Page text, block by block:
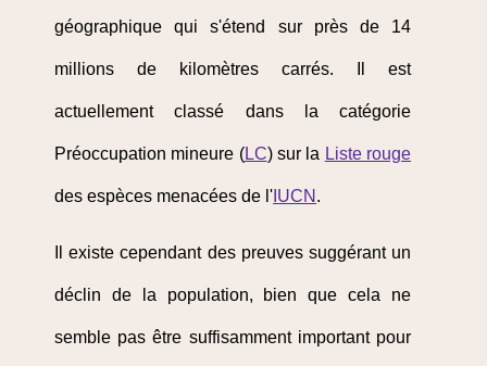
géographique qui s'étend sur près de 14
millions de kilomètres carrés. Il est
actuellement classé dans la catégorie
Préoccupation mineure (LC) sur la Liste rouge
des espèces menacées de l' IUCN .
Il existe cependant des preuves suggérant un
déclin de la population, bien que cela ne
semble pas être suffisamment important pour